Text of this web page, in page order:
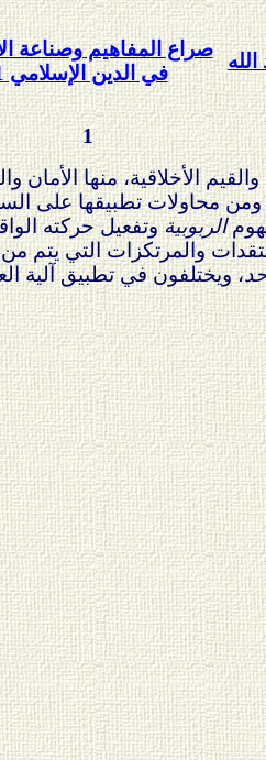
صراع المفاهيم وصناعة
في الدين الإسلامي 1
1
الأخلاقية، منها الأمان
ومن محاولات تطبيقها على
الربوبيةوتفعيل حركته
والمرتكزات التي يتم
، ويختلفون في تطبيق آلية